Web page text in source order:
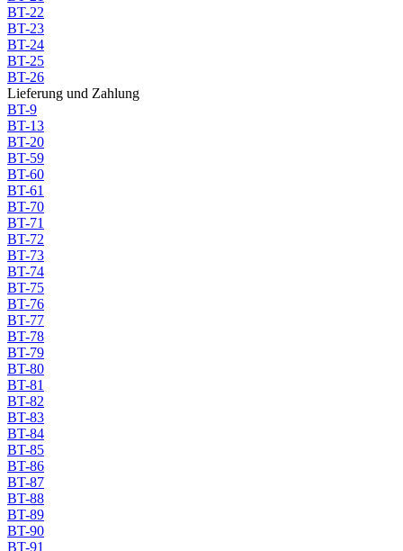
BT-22
BT-23
BT-24
BT-25
BT-26
Lieferung und Zahlung
BT-9
BT-13
BT-20
BT-59
BT-60
BT-61
BT-70
BT-71
BT-72
BT-73
BT-74
BT-75
BT-76
BT-77
BT-78
BT-79
BT-80
BT-81
BT-82
BT-83
BT-84
BT-85
BT-86
BT-87
BT-88
BT-89
BT-90
BT-91